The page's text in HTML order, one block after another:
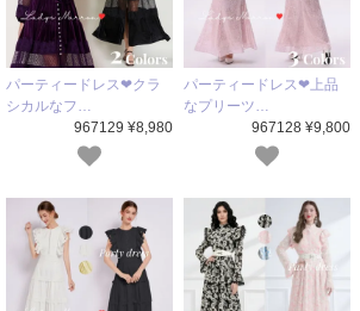
パーティードレス❤クラ
シカルなフ…
967129 ¥8,980
パーティードレス❤上品
なプリーツ…
967128 ¥9,800